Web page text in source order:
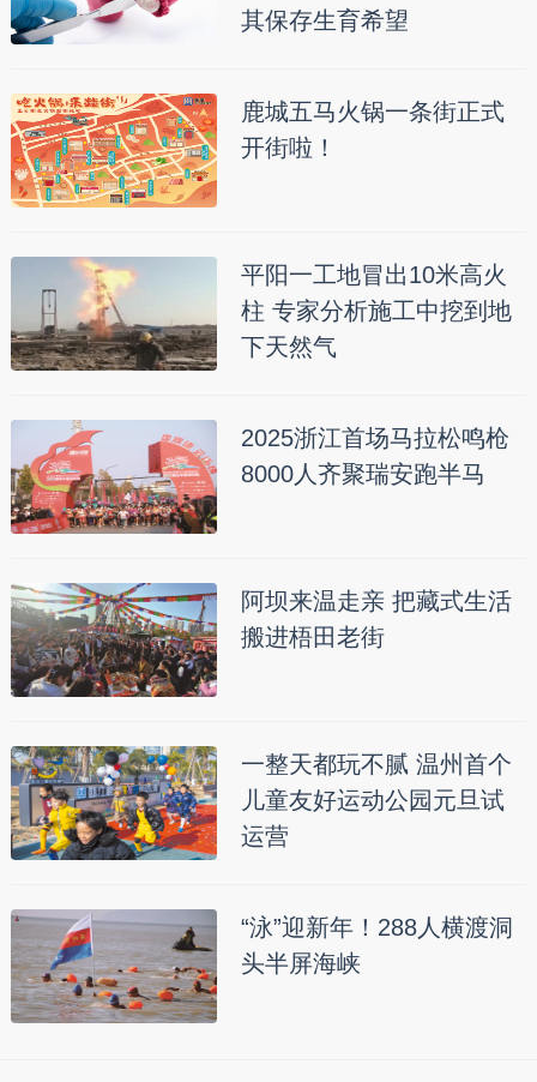
其保存生育希望
鹿城五马火锅一条街正式
开街啦！
平阳一工地冒出10米高火
柱 专家分析施工中挖到地
下天然气
2025浙江首场马拉松鸣枪
8000人齐聚瑞安跑半马
阿坝来温走亲 把藏式生活
搬进梧田老街
一整天都玩不腻 温州首个
儿童友好运动公园元旦试
运营
“泳”迎新年！288人横渡洞
头半屏海峡